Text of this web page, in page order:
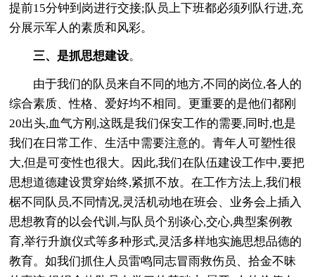
提前15分钟到岗进行交接;队员上下班都必须列队行进,充
分展示军人的素质和风彩。
三、是抓思想建设。
由于我们的队员来自不同的地方,不同的岗位,各人的
综合素质、性格、爱好均不相同。更重要的是他们都刚
20出头,血气方刚,这既是我们保安工作的需要,同时,也是
我们在日常工作、生活中需要注意的。青年人可塑性很
大,但是可变性也很大。因此,我们在队伍建设工作中,要把
思想道德建设贯穿始终,紧抓不放。在工作方法上,我们根
椐不同队员,不同情况,灵活机动地在班会、业务会上插入
思想教育的以会代训,与队员个别谈心,交心,典型案例教
育,举行升旗仪式等多种形式,灵活多样地实施思想品德的
教育。如我们抓住人员雷鸣同志冒雨救伤员、拾金不昧